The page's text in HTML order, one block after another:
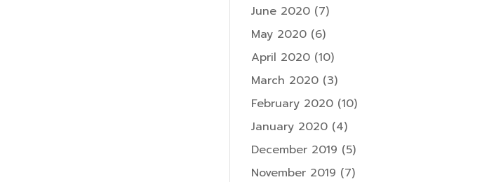
June 2020 (7)
May 2020 (6)
April 2020 (10)
March 2020 (3)
February 2020 (10)
January 2020 (4)
December 2019 (5)
November 2019 (7)